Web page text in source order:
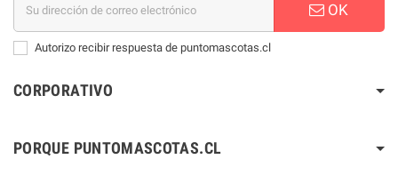
OK
Autorizo recibir respuesta de puntomascotas.cl
CORPORATIVO
PORQUE PUNTOMASCOTAS.CL